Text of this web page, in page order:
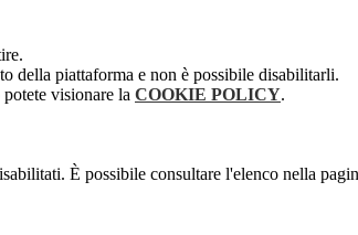
della piattaforma e non è possibile disabilitarli.
visionare la COOKIE POLICY.
È possibile consultare l'elenco nella